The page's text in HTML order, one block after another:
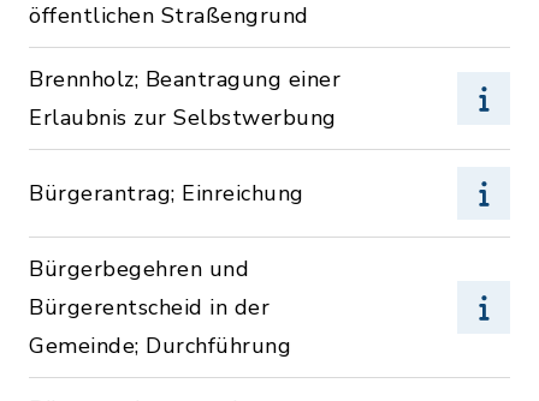
öffentlichen Straßengrund
Brennholz; Beantragung einer
Erlaubnis zur Selbstwerbung
Bürgerantrag; Einreichung
Bürgerbegehren und
Bürgerentscheid in der
Gemeinde; Durchführung